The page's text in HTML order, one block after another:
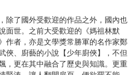
除了國外受歡迎的作品之外，國內也
面世。之前大受歡迎的《媽祖林默
作者，亦是文學獎常勝軍的名作家鄭
俠、廚藝的小說【少年廚俠】，不但
，更在其中融合了歷史與知識。更重